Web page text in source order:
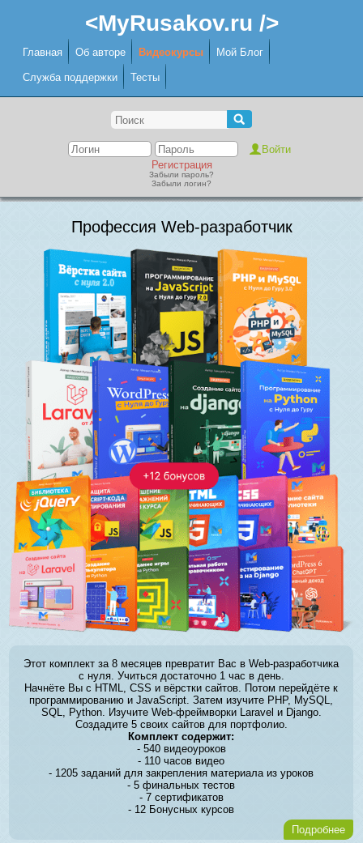
<MyRusakov.ru />
Главная Об авторе Видеокурсы Мой Блог
Служба поддержки Тесты
Регистрация
Забыли пароль?
Забыли логин?
Профессия Web-разработчик
Этот комплект за 8 месяцев превратит Вас в Web-разработчика
с нуля. Учиться достаточно 1 час в день.
Начнёте Вы с HTML, CSS и вёрстки сайтов. Потом перейдёте к
программированию и JavaScript. Затем изучите PHP, MySQL,
SQL, Python. Изучите Web-фреймворки Laravel и Django.
Создадите 5 своих сайтов для портфолио.
Комплект содержит:
- 540 видеоуроков
- 110 часов видео
- 1205 заданий для закрепления материала из уроков
- 5 финальных тестов
- 7 сертификатов
- 12 Бонусных курсов
Подробнее